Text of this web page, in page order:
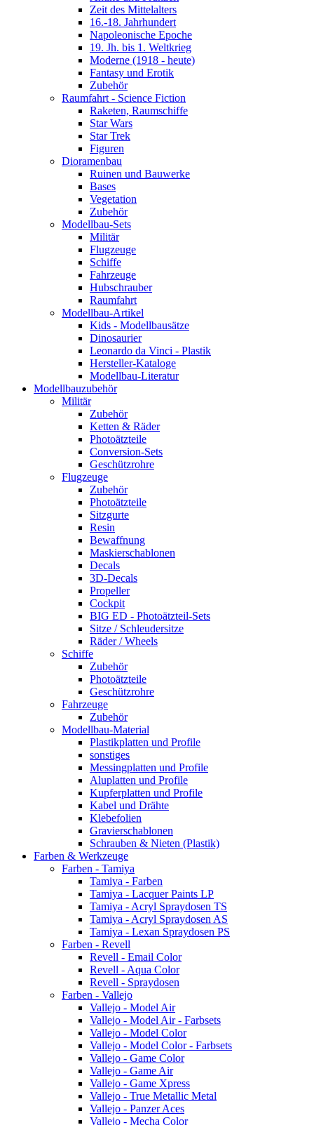
Zeit des Mittelalters
16.-18. Jahrhundert
Napoleonische Epoche
19. Jh. bis 1. Weltkrieg
Moderne (1918 - heute)
Fantasy und Erotik
Zubehör
Raumfahrt - Science Fiction
Raketen, Raumschiffe
Star Wars
Star Trek
Figuren
Dioramenbau
Ruinen und Bauwerke
Bases
Vegetation
Zubehör
Modellbau-Sets
Militär
Flugzeuge
Schiffe
Fahrzeuge
Hubschrauber
Raumfahrt
Modellbau-Artikel
Kids - Modellbausätze
Dinosaurier
Leonardo da Vinci - Plastik
Hersteller-Kataloge
Modellbau-Literatur
Modellbauzubehör
Militär
Zubehör
Ketten & Räder
Photoätzteile
Conversion-Sets
Geschützrohre
Flugzeuge
Zubehör
Photoätzteile
Sitzgurte
Resin
Bewaffnung
Maskierschablonen
Decals
3D-Decals
Propeller
Cockpit
BIG ED - Photoätzteil-Sets
Sitze / Schleudersitze
Räder / Wheels
Schiffe
Zubehör
Photoätzteile
Geschützrohre
Fahrzeuge
Zubehör
Modellbau-Material
Plastikplatten und Profile
sonstiges
Messingplatten und Profile
Aluplatten und Profile
Kupferplatten und Profile
Kabel und Drähte
Klebefolien
Gravierschablonen
Schrauben & Nieten (Plastik)
Farben & Werkzeuge
Farben - Tamiya
Tamiya - Farben
Tamiya - Lacquer Paints LP
Tamiya - Acryl Spraydosen TS
Tamiya - Acryl Spraydosen AS
Tamiya - Lexan Spraydosen PS
Farben - Revell
Revell - Email Color
Revell - Aqua Color
Revell - Spraydosen
Farben - Vallejo
Vallejo - Model Air
Vallejo - Model Air - Farbsets
Vallejo - Model Color
Vallejo - Model Color - Farbsets
Vallejo - Game Color
Vallejo - Game Air
Vallejo - Game Xpress
Vallejo - True Metallic Metal
Vallejo - Panzer Aces
Vallejo - Mecha Color